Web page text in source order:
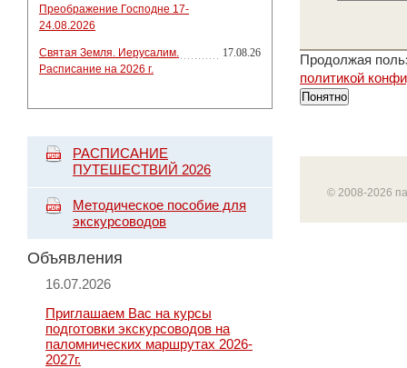
Преображение Господне 17-
24.08.2026
Святая Земля. Иерусалим.
Расписание на 2026 г.
17.08.26
РАСПИСАНИЕ
ПУТЕШЕСТВИЙ 2026
Методическое пособие для
экскурсоводов
Объявления
16.07.2026
Приглашаем Вас на курсы
подготовки экскурсоводов на
паломнических маршрутах 2026-
2027г.
Продолжая
политикой
Понятно
© 2008-2026